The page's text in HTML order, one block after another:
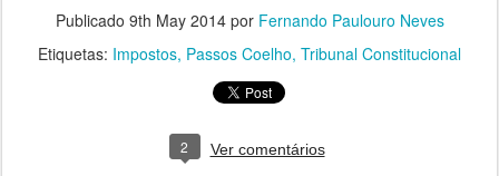
Publicado 9th May 2014por Fernando Paulouro Neves
Etiquetas: Impostos Passos Coelho Tribunal Constitucional
2 Ver comentários